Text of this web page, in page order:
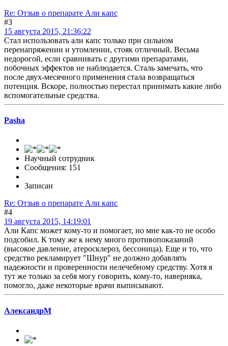
Re: Отзыв о препарате Али капс
#3
15 августа 2015, 21:36:22
Стал использовать али капс только при сильном
перенапряжении и утомлении, стояк отличный. Весьма
недорогой, если сравнивать с другими препаратами,
побочных эффектов не наблюдается. Сталь замечать, что
после двух-месячного применения стала возвращаться
потенция. Вскоре, полностью перестал принимать какие либо
вспомогательные средства.
Pasha
Научный сотрудник
Сообщения: 151
Записан
Re: Отзыв о препарате Али капс
#4
19 августа 2015, 14:19:01
Али Капс может кому-то и помогает, но мне как-то не особо
подсобил. К тому же к нему много противопоказаний
(высокое давление, атеросклероз, бессоница). Еще и то, что
средство рекламирует "Шнур" не должно добавлять
надежности и проверенности нелечебному средству. Хотя я
тут же только за себя могу говорить, кому-то, наверняка,
помогло, даже некоторые врачи выписывают.
АлександрМ